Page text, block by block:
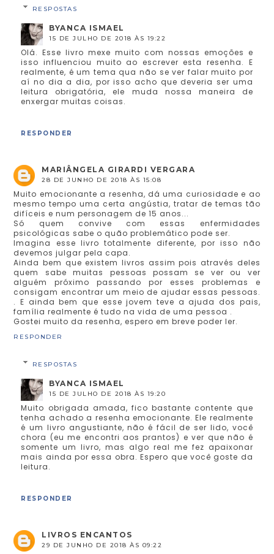
RESPOSTAS
BYANCA ISMAEL
15 DE JULHO DE 2018 ÀS 19:22
Olá. Esse livro mexe muito com nossas emoções e
isso influenciou muito ao escrever esta resenha. E
realmente, é um tema qua não se ver falar muito por
aí no dia a dia, por isso acho que deveria ser uma
leitura obrigatória, ele muda nossa maneira de
enxergar muitas coisas.
RESPONDER
MARIÂNGELA GIRARDI VERGARA
28 DE JUNHO DE 2018 ÀS 15:08
Muito emocionante a resenha, dá uma curiosidade e ao
mesmo tempo uma certa angústia, tratar de temas tão
difíceis e num personagem de 15 anos...
Só quem convive com essas enfermidades
psicológicas sabe o quão problemático pode ser.
Imagina esse livro totalmente diferente, por isso não
devemos julgar pela capa.
Ainda bem que existem livros assim pois através deles
quem sabe muitas pessoas possam se ver ou ver
alguém próximo passando por esses problemas e
consigam encontrar um meio de ajudar essas pessoas.
. E ainda bem que esse jovem teve a ajuda dos pais,
família realmente é tudo na vida de uma pessoa .
Gostei muito da resenha, espero em breve poder ler.
RESPONDER
RESPOSTAS
BYANCA ISMAEL
15 DE JULHO DE 2018 ÀS 19:20
Muito obrigada amada, fico bastante contente que
tenha achado a resenha emocionante. Ele realmente
é um livro angustiante, não é fácil de ser lido, você
chora (eu me encontri aos prantos) e ver que não é
somente um livro, mas algo real me fez apaixonar
mais ainda por essa obra. Espero que você goste da
leitura.
RESPONDER
LIVROS ENCANTOS
29 DE JUNHO DE 2018 ÀS 09:22